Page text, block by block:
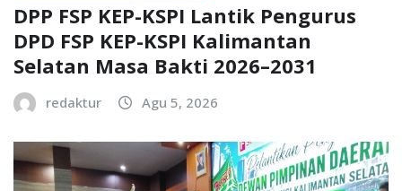
DPP FSP KEP-KSPI Lantik Pengurus
DPD FSP KEP-KSPI Kalimantan
Selatan Masa Bakti 2026–2031
redaktur Agu 5, 2026